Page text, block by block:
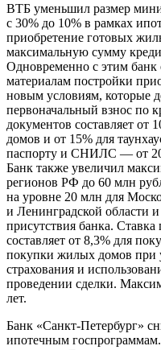
ВТБ уменьшил размер
с 30% до 10% в рамках
приобретение готовых
максимальную сумму
Одновременно с этим банк
материалам постройки
новым условиям, которые
первоначальный взнос по
документов составляет от
домов и от 15% для
паспорту и СНИЛС — от
Банк также увеличил
регионов РФ до 60 млн
на уровне 20 млн для
и Ленинградской области
присутствия банка.
составляет от 8,3% для
покупки жилых домов при
страхования и
проведении сделки.
лет.
Банк «Санкт-Петербург»
ипотечным